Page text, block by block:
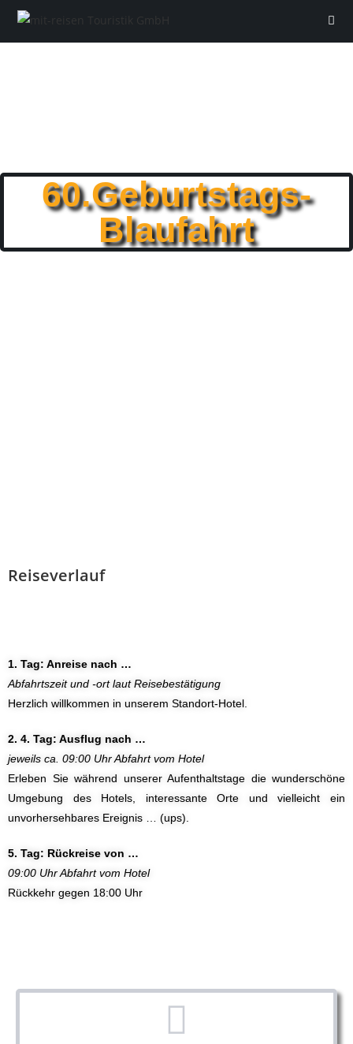
60.Geburtstags-
Blaufahrt
Reiseverlauf
1. Tag: Anreise nach …
Abfahrtszeit und -ort laut Reisebestätigung
Herzlich willkommen in unserem Standort-Hotel.
2. 4. Tag: Ausflug nach …
jeweils ca. 09:00 Uhr Abfahrt vom Hotel
Erleben Sie während unserer Aufenthaltstage die wunderschöne
Umgebung des Hotels, interessante Orte und vielleicht ein
unvorhersehbares Ereignis … (ups).
5. Tag: Rückreise von …
09:00 Uhr Abfahrt vom Hotel
Rückkehr gegen 18:00 Uhr